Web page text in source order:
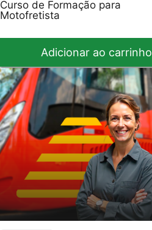
Curso de Formação para
Motofretista
Adicionar ao carrinho